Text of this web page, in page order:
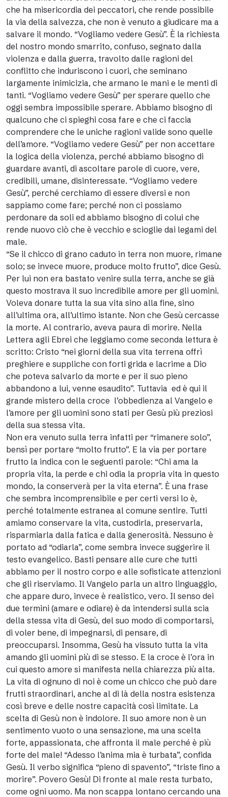
che ha misericordia dei peccatori, che rende possibile
la via della salvezza, che non è venuto a giudicare ma a
salvare il mondo. “Vogliamo vedere Gesù”. È la richiesta
del nostro mondo smarrito, confuso, segnato dalla
violenza e dalla guerra, travolto dalle ragioni del
conflitto che induriscono i cuori, che seminano
largamente inimicizia, che armano le mani e le menti di
tanti. “Vogliamo vedere Gesù” per sperare quello che
oggi sembra impossibile sperare. Abbiamo bisogno di
qualcuno che ci spieghi cosa fare e che ci faccia
comprendere che le uniche ragioni valide sono quelle
dell’amore. “Vogliamo vedere Gesù” per non accettare
la logica della violenza, perché abbiamo bisogno di
guardare avanti, di ascoltare parole di cuore, vere,
credibili, umane, disinteressate. “Vogliamo vedere
Gesù”, perché cerchiamo di essere diversi e non
sappiamo come fare; perché non ci possiamo
perdonare da soli ed abbiamo bisogno di colui che
rende nuovo ciò che è vecchio e scioglie dai legami del
male.
“Se il chicco di grano caduto in terra non muore, rimane
solo; se invece muore, produce molto frutto”, dice Gesù.
Per lui non era bastato venire sulla terra, anche se già
questo mostrava il suo incredibile amore per gli uomini.
Voleva donare tutta la sua vita sino alla fine, sino
all’ultima ora, all’ultimo istante. Non che Gesù cercasse
la morte. Al contrario, aveva paura di morire. Nella
Lettera agli Ebrei che leggiamo come seconda lettura è
scritto: Cristo “nei giorni della sua vita terrena offrì
preghiere e suppliche con forti grida e lacrime a Dio
che poteva salvarlo da morte e per il suo pieno
abbandono a lui, venne esaudito”. Tuttavia  ed è qui il
grande mistero della croce  l’obbedienza al Vangelo e
l’amore per gli uomini sono stati per Gesù più preziosi
della sua stessa vita.
Non era venuto sulla terra infatti per “rimanere solo”,
bensì per portare “molto frutto”. E la via per portare
frutto la indica con le seguenti parole: “Chi ama la
propria vita, la perde e chi odia la propria vita in questo
mondo, la conserverà per la vita eterna”. È una frase
che sembra incomprensibile e per certi versi lo è,
perché totalmente estranea al comune sentire. Tutti
amiamo conservare la vita, custodirla, preservarla,
risparmiarla dalla fatica e dalla generosità. Nessuno è
portato ad “odiarla”, come sembra invece suggerire il
testo evangelico. Basti pensare alle cure che tutti
abbiamo per il nostro corpo e alle sofisticate attenzioni
che gli riserviamo. Il Vangelo parla un altro linguaggio,
che appare duro, invece è realistico, vero. Il senso dei
due termini (amare e odiare) è da intendersi sulla scia
della stessa vita di Gesù, del suo modo di comportarsi,
di voler bene, di impegnarsi, di pensare, di
preoccuparsi. Insomma, Gesù ha vissuto tutta la vita
amando gli uomini più di se stesso. E la croce è l’ora in
cui questo amore si manifesta nella chiarezza più alta.
La vita di ognuno di noi è come un chicco che può dare
frutti straordinari, anche al di là della nostra esistenza
così breve e delle nostre capacità così limitate. La
scelta di Gesù non è indolore. Il suo amore non è un
sentimento vuoto o una sensazione, ma una scelta
forte, appassionata, che affronta il male perché è più
forte del male! “Adesso l’anima mia è turbata”, confida
Gesù. Il verbo significa “pieno di spavento”, “triste fino a
morire”. Povero Gesù! Di fronte al male resta turbato,
come ogni uomo. Ma non scappa lontano cercando una